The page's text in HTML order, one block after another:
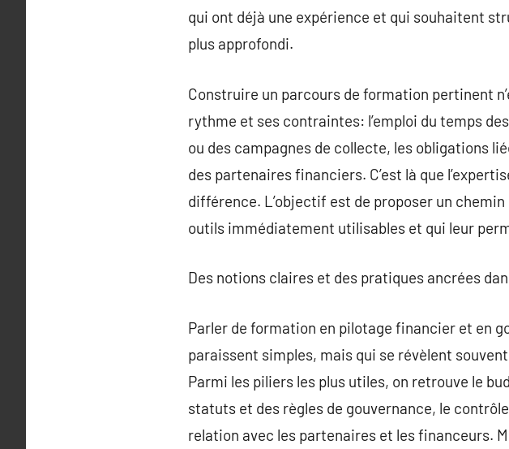
qui ont déjà une expérience et qui souhaitent
plus approfondi.
Construire un parcours de formation pertinent
rythme et ses contraintes: l’emploi du temps
ou des campagnes de collecte, les obligations
des partenaires financiers. C’est là que
différence. L’objectif est de proposer un
outils immédiatement utilisables et qui leur
Des notions claires et des pratiques ancrées
Parler de formation en pilotage financier et en
paraissent simples, mais qui se révèlent
Parmi les piliers les plus utiles, on retrouve le
statuts et des règles de gouvernance, le
relation avec les partenaires et les financeurs.